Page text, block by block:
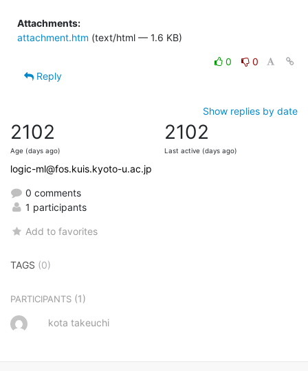
Attachments:
attachment.htm (text/html — 1.6 KB)
0
0
Reply
Show replies by date
2102
Age (days ago)
2102
Last active (days ago)
logic-ml@fos.kuis.kyoto-u.ac.jp
0 comments
1 participants
Add to favorites
TAGS (0)
PARTICIPANTS (1)
kota takeuchi